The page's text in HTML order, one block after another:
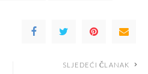
SLJEDEĆI ČLANAK